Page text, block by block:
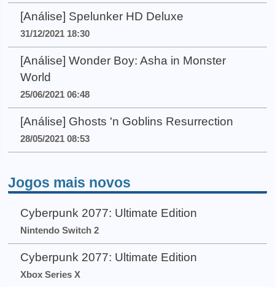
[Análise] Spelunker HD Deluxe
31/12/2021 18:30
[Análise] Wonder Boy: Asha in Monster
World
25/06/2021 06:48
[Análise] Ghosts 'n Goblins Resurrection
28/05/2021 08:53
Jogos mais novos
Cyberpunk 2077: Ultimate Edition
Nintendo Switch 2
Cyberpunk 2077: Ultimate Edition
Xbox Series X